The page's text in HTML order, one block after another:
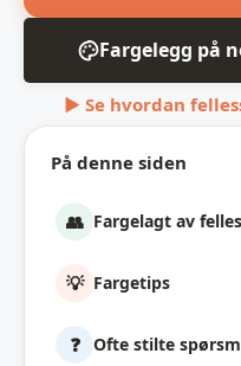
På denne siden
👥 Fargelagt av
💡 Fargetips
❓ Ofte stilte
Fargelegg på
▶ Se hvordan